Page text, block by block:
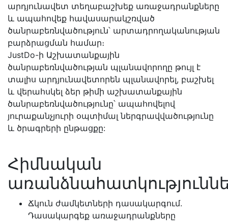
արդյունավետ տեղաբաշխեք առաջադրանքները
և ապահովեք հավասարակշռված
ծանրաբեռնվածություն՝ արտադրողականության
բարձրացման համար։
JustDo-ի Աշխատանքային
ծանրաբեռնվածության պլանավորողը թույլ է
տալիս արդյունավետորեն պլանավորել, բաշխել
և վերահսկել ձեր թիմի աշխատանքային
ծանրաբեռնվածությունը՝ ապահովելով
յուրաքանչյուրի օպտիմալ ներգրավվածությունը
և ծրագրերի ընթացքը:
Հիմնական
Ճկուն ժամկետների դասակարգում.
Դասակարգեք առաջադրանքները